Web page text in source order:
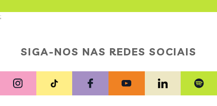
;
SIGA-NOS NAS REDES SOCIAIS